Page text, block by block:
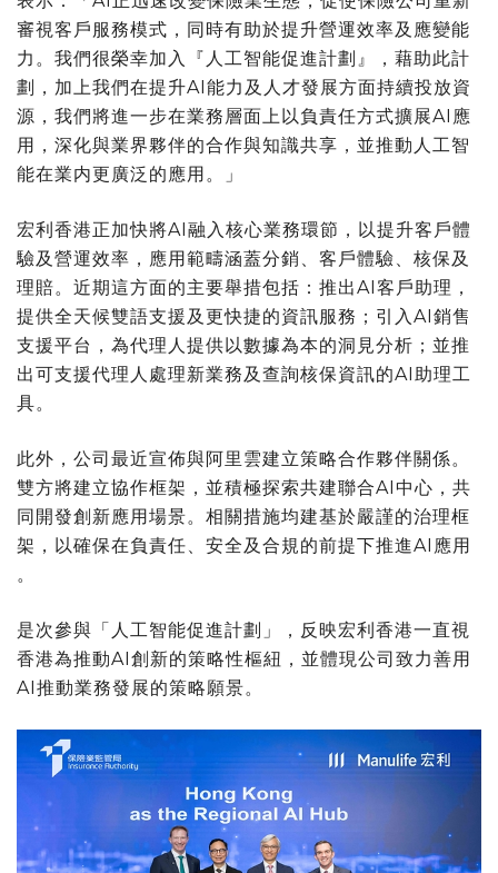
審視客戶服務模式，同時有助於提升營運效率及應變能
力。我們很榮幸加入『人工智能促進計劃』，藉助此計
劃，加上我們在提升AI能力及人才發展方面持續投放資
源，我們將進一步在業務層面上以負責任方式擴展AI應
用，深化與業界夥伴的合作與知識共享，並推動人工智
能在業内更廣泛的應用。」
宏利香港正加快將AI融入核心業務環節，以提升客戶體
驗及營運效率，應用範疇涵蓋分銷、客戶體驗、核保及
理賠。近期這方面的主要舉措包括：推出AI客戶助理，
提供全天候雙語支援及更快捷的資訊服務；引入AI銷售
支援平台，為代理人提供以數據為本的洞見分析；並推
出可支援代理人處理新業務及查詢核保資訊的AI助理工
具。
此外，公司最近宣佈與阿里雲建立策略合作夥伴關係。
雙方將建立協作框架，並積極探索共建聯合AI中心，共
同開發創新應用場景。相關措施均建基於嚴謹的治理框
架，以確保在負責任、安全及合規的前提下推進AI應用
。
是次參與「人工智能促進計劃」，反映宏利香港一直視
香港為推動AI創新的策略性樞紐，並體現公司致力善用
AI推動業務發展的策略願景。